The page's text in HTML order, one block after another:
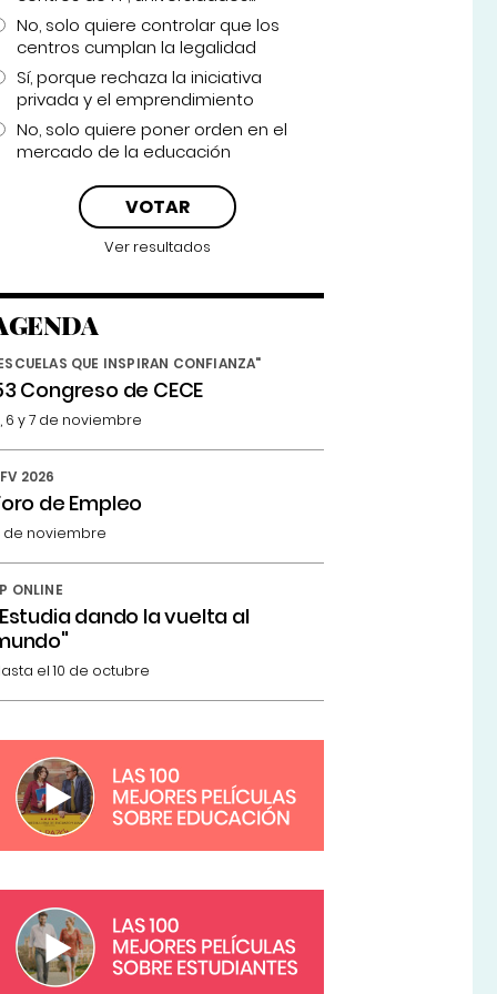
No, solo quiere controlar que los
centros cumplan la legalidad
Sí, porque rechaza la iniciativa
privada y el emprendimiento
No, solo quiere poner orden en el
mercado de la educación
Ver resultados
QUE INSPIRAN CONFIANZA"
Congreso de CECE
6 y 7 de noviembre
2026
de Empleo
de noviembre
ONLINE
dando la vuelta al
el 10 de octubre